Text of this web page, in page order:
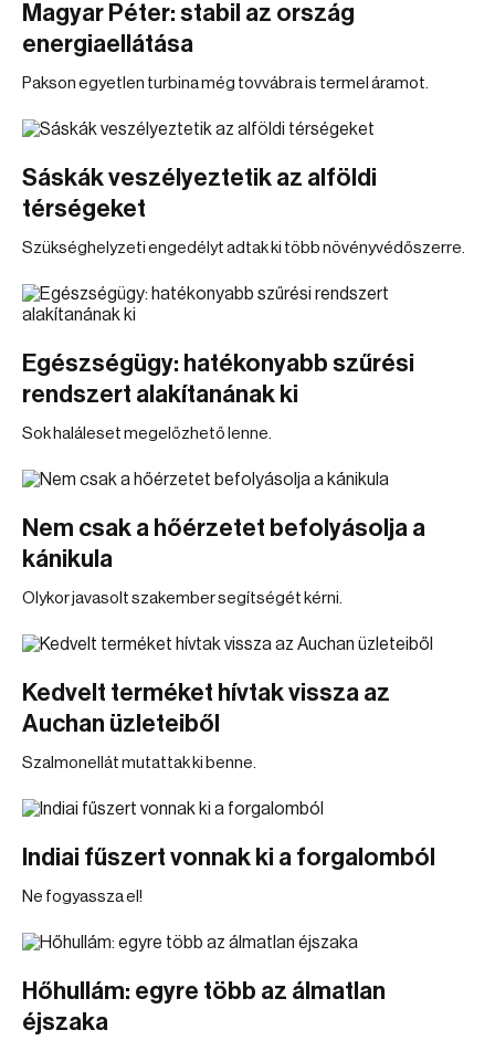
Magyar Péter: stabil az ország
energiaellátása
Pakson egyetlen turbina még tovvábra is termel áramot.
Sáskák veszélyeztetik az alföldi
térségeket
Szükséghelyzeti engedélyt adtak ki több növényvédőszerre.
Egészségügy: hatékonyabb szűrési
rendszert alakítanának ki
Sok haláleset megelőzhető lenne.
Nem csak a hőérzetet befolyásolja a
kánikula
Olykor javasolt szakember segítségét kérni.
Kedvelt terméket hívtak vissza az
Auchan üzleteiből
Szalmonellát mutattak ki benne.
Indiai fűszert vonnak ki a forgalomból
Ne fogyassza el!
Hőhullám: egyre több az álmatlan
éjszaka